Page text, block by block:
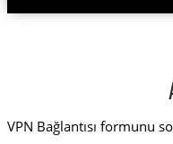
VPN Bağlantısı formunu